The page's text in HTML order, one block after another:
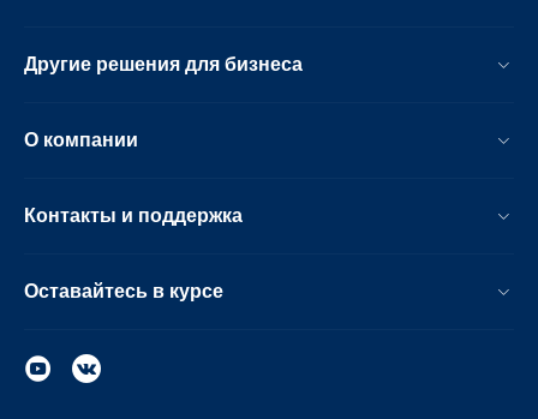
Другие решения для бизнеса
О компании
Контакты и поддержка
Оставайтесь в курсе